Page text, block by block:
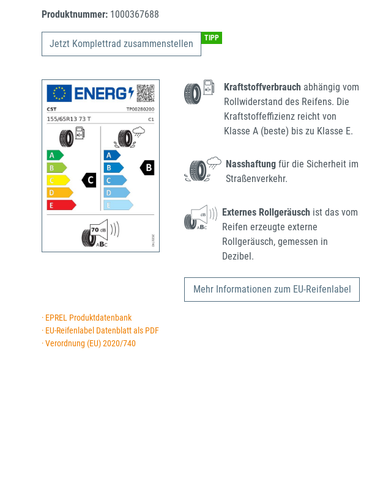
Produktnummer: 1000367688
Jetzt Komplettrad zusammenstellen TIPP
Kraftstoffverbrauch abhängig vom
Rollwiderstand des Reifens. Die
Kraftstoffeffizienz reicht von
Klasse A (beste) bis zu Klasse E.
Nasshaftung für die Sicherheit im
Straßenverkehr.
Externes Rollgeräusch ist das vom
Reifen erzeugte externe
Rollgeräusch, gemessen in
Dezibel.
Mehr Informationen zum EU-Reifenlabel
· EPREL Produktdatenbank
· EU-Reifenlabel Datenblatt als PDF
· Verordnung (EU) 2020/740